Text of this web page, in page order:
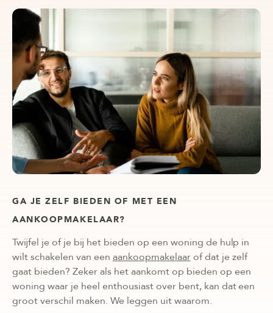
GA JE ZELF BIEDEN OF MET EEN
AANKOOPMAKELAAR?
Twijfel je of je bij het bieden op een woning de hulp in
wilt schakelen van een aankoopmakelaarof dat je zelf
gaat bieden? Zeker als het aankomt op bieden op een
woning waar je heel enthousiast over bent, kan dat een
groot verschil maken. We leggen uit waarom.